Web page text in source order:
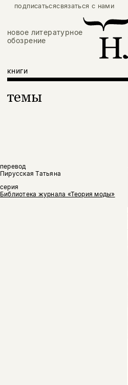
подписатьсясвязаться с нами
новое литературное
обозрение
книги
темы
перевод
Пирусская Татьяна
серия
Библиотека журнала «Теория моды»